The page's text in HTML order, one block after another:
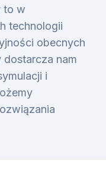
to w
technologii
obecnych
nam
i